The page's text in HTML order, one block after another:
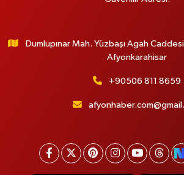
Dumlupınar Mah. Yüzbaşı Agah
Afyonkarahisar
+90506 811 8659